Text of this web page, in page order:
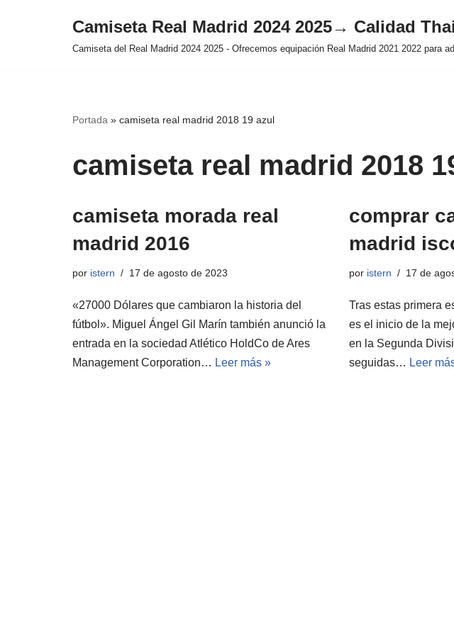
Camiseta Real Madrid 2024 2025→ Calidad
Camiseta del Real Madrid 2024 2025 - Ofrecemos equipación Real Madrid 2021 2022 para
Portada » camiseta real madrid 2018 19 azul
camiseta real madrid 2018
camiseta morada real
madrid 2016
por istern 17 de agosto de 2023
«27000 Dólares que cambiaron la historia del
fútbol». Miguel Ángel Gil Marín también anunció la
entrada en la sociedad Atlético HoldCo de Ares
Management Corporation… Leer más »
comprar
madrid
por istern 17 de
Tras estas primera
es el inicio de la
en la Segunda
seguidas… Leer